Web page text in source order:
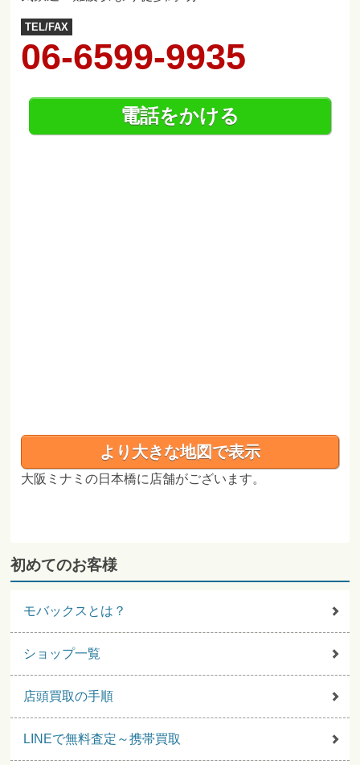
TEL/FAX
06-6599-9935
電話をかける
より大きな地図で表示
大阪ミナミの日本橋に店舗がございます。
初めてのお客様
モバックスとは？
ショップ一覧
店頭買取の手順
LINEで無料査定～携帯買取